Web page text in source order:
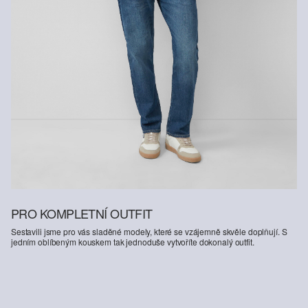
PRO KOMPLETNÍ OUTFIT
Sestavili jsme pro vás sladěné modely, které se vzájemně skvěle doplňují. S
jedním oblíbeným kouskem tak jednoduše vytvoříte dokonalý outfit.